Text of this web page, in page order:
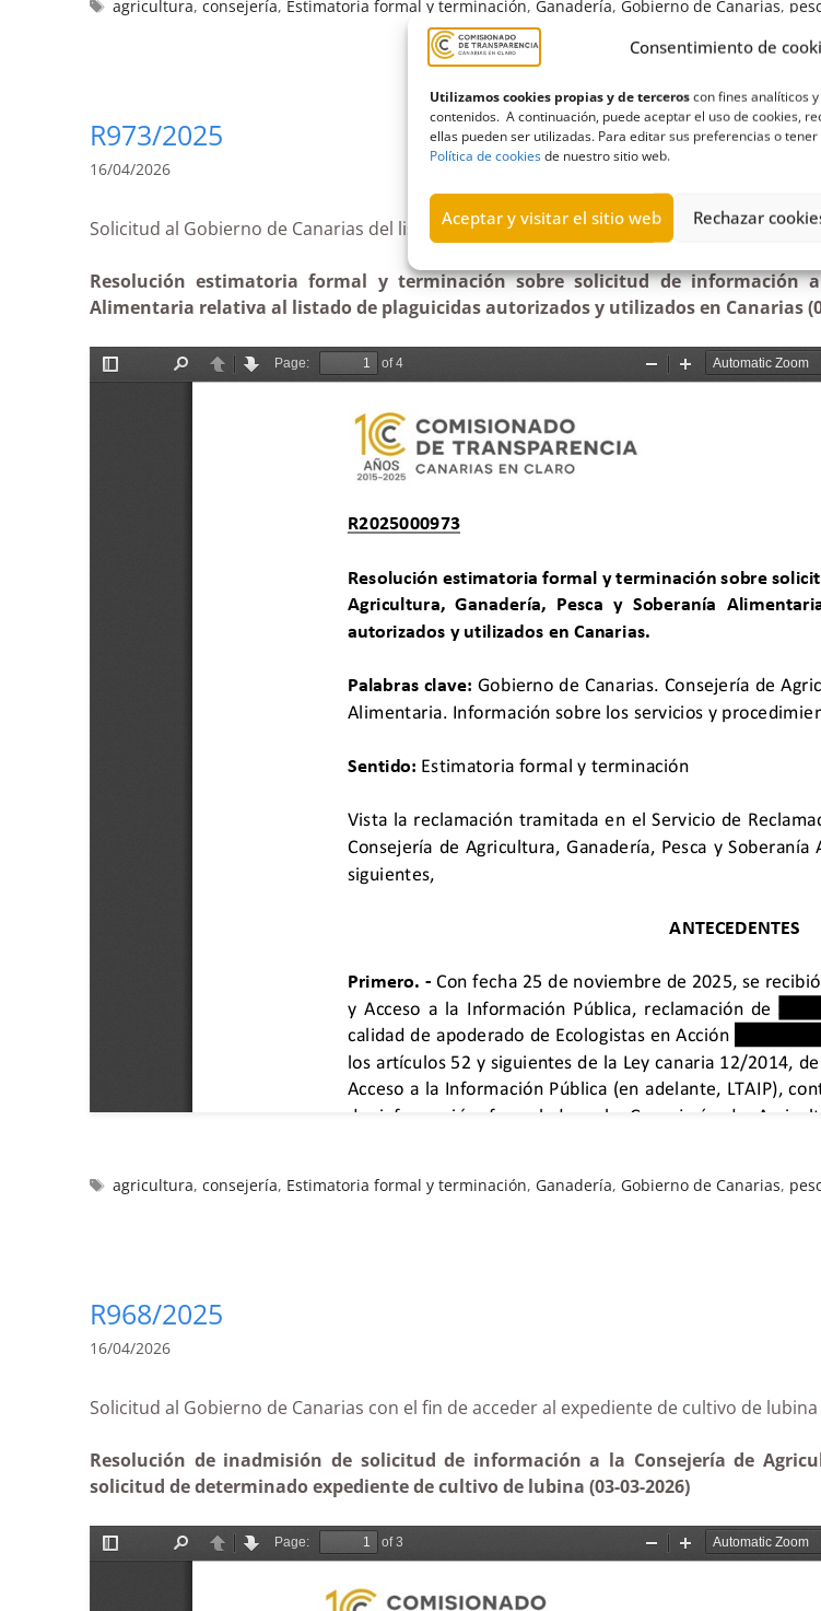
Consentimiento de
Utilizamos cookies propias y de terceroscon fines analíticos
contenidos. A continuación, puede aceptar el uso de cookies,
ellas pueden ser utilizadas. Para editar sus preferencias o
Política de cookiesde nuestro sitio web.
Aceptar y visitar el sitio web Rechazar
agricultura,consejería, Estimatoria formal y terminación, Ganadería, Gobierno de Canarias,
R973/2025
16/04/2026
Solicitud al Gobierno de Canarias del listado de plaguicidas autorizados y
Resolución estimatoria formal y terminación sobre solicitud de información
Alimentaria relativa al listado de plaguicidas autorizados y utilizados en Canarias
agricultura,consejería, Estimatoria formal y terminación, Ganadería, Gobierno de Canarias,
R968/2025
16/04/2026
Solicitud al Gobierno de Canarias con el fin de acceder al expediente de cultivo de
Resolución de inadmisión de solicitud de información a la Consejería de
solicitud de determinado expediente de cultivo de lubina (03-03-2026)